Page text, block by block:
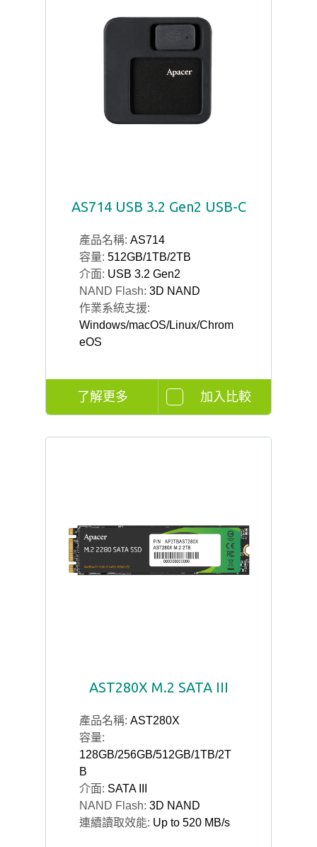
AS714 USB 3.2 Gen2 USB-C​
產品名稱: AS714
容量: 512GB/1TB/2TB
介面: USB 3.2 Gen2
NAND Flash: 3D NAND
作業系統支援:
Windows/macOS/Linux/Chrom
eOS
了解更多 加入比較
AST280X M.2 SATA III
產品名稱: AST280X
容量:
128GB/256GB/512GB/1TB/2T
B
介面: SATA III
NAND Flash: 3D NAND
連續讀取效能: Up to 520 MB/s